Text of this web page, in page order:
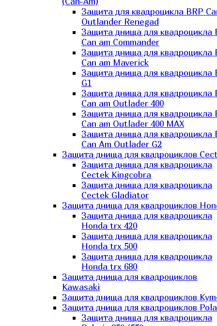
Защита для квадроцикла BRP
Outlander Renegad
Защита днища для квадроцикла
Can am Commander
Защита днища для квадроцикла
Can am Maverick
Защита днища для квадроцикла
G1
Защита днища для квадроцикла
Can am Outlader 400
Защита днища для квадроцикла
Can am Outlader 400 MAX
Защита днища для квадроцикла
Can Аm Outlader G2
Защита днища для квадроциклов
Защита днища для квадроцикла
Cectek Kingcobra
Защита днища для квадроцикла
Cectek Gladiator
Защита днища для квадроциклов
Защита днища для квадроцикла
Honda trx 420
Защита днища для квадроцикла
Honda trx 500
Защита днища для квадроцикла
Honda trx 680
Защита днища для квадроциклов
Kawasaki
Защита днища для квадроциклов
Защита днища для квадроциклов
Защита днища для квадроцикла